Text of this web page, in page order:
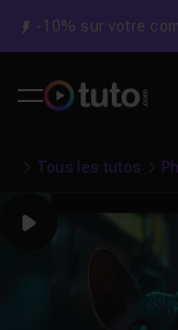
-10% sur votre
Tous les tutos
Play